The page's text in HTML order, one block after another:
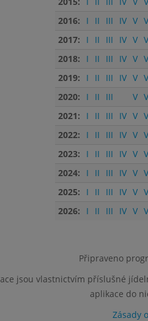
2016:
I II III IV V
2017:
I II III IV V
2018:
I II III IV V
2019:
I II III IV V
2020:
I II III V
2021:
I II III IV V
2022:
I II III IV V
2023:
I II III IV V
2024:
I II III IV V
2025:
I II III IV V
2026:
I II III IV V
Připraveno
jsou vlastnictvím příslušné
aplikace do
Zásady